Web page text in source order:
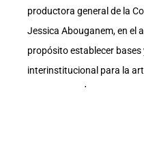
productora general de la
Jessica Abouganem, en el
propósito establecer
interinstitucional para la
mancomunado y